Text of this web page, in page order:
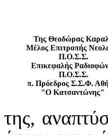
Της Θεοδώρας
Μέλος Επιτροπής
Π.Ο.Σ.Σ.
Επικεφαλής
Π.Ο.Σ.Σ.
π. Πρόεδρος Σ.Σ.Φ.
"Ο Κατσαντώνης"
της,